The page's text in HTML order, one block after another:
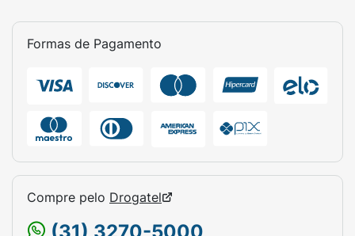
Formas de Pagamento
Compre pelo Drogatel